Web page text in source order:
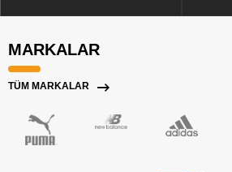
MARKALAR
TÜM MARKALAR